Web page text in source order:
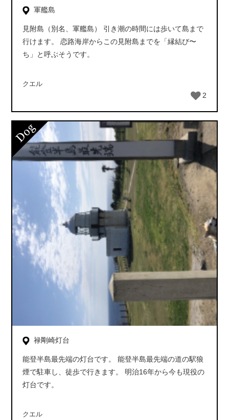
軍艦島
見附島（別名、軍艦島） 引き潮の時間には歩いて島まで
行けます。 恋路海岸からこの見附島までを「縁結び〜
ち」と呼ぶそうです。
クエル
2
禄剛崎灯台
能登半島最先端の灯台です。 能登半島最先端の道の駅狼
煙で駐車し、徒歩で行きます。 明治16年から今も現役の
灯台です。
クエル